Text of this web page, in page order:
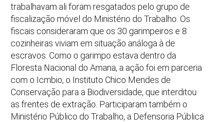
trabalhavam ali foram resgatados pelo grupo de
fiscalização móvel do Ministério do Trabalho. Os
fiscais consideraram que os 30 garimpeiros e 8
cozinheiras viviam em situação análoga à de
escravos. Como o garimpo estava dentro da
Floresta Nacional do Amana, a ação foi em parceria
com o Icmbio, o Instituto Chico Mendes de
Conservação para a Biodiversidade, que interditou
as frentes de extração. Participaram também o
Ministério Público do Trabalho, a Defensoria Pública